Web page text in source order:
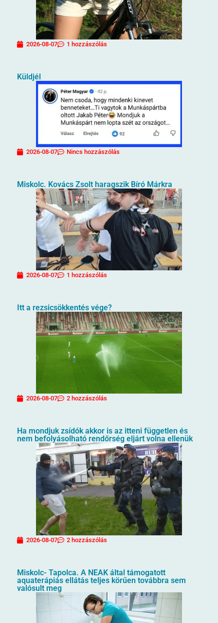
2026-08-07 1 hozzászólás
Küldjél
2026-08-07 Nincs hozzászólás
Miskolc. Kovács Zsolt haragszik Bíró Márkra
2026-08-07 1 hozzászólás
Itt a rezsicsökkentés vége?
2026-08-07 2 hozzászólás
Ha mondjuk zsídók akkor is az itteni független és
nem befolyásolható rendőrség eljárt volna ellenük
2026-08-07 2 hozzászólás
Miskolc- Tapolca. A NEAK által támogatott
aquaterápiás ellátás teljes körűen továbbra sem
valósult meg